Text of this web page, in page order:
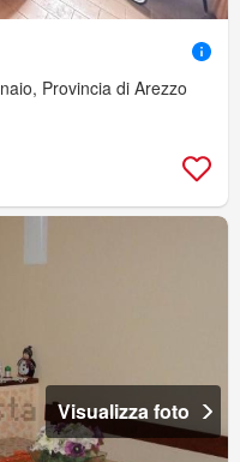
Provincia di Arezzo
Visualizza foto